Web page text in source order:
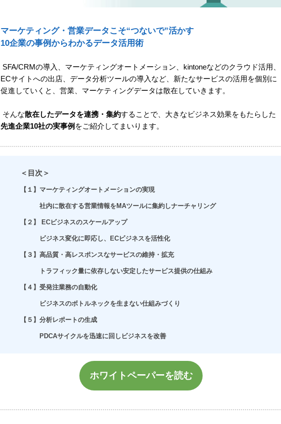
マーケティング・営業データこそ“つないで”活かす
10企業の事例からわかるデータ活用術
SFA/CRMの導入、マーケティングオートメーション、kintoneなどのクラウド活用、
ECサイトへの出店、データ分析ツールの導入など、新たなサービスの活用を個別に
促進していくと、営業、マーケティングデータは散在していきます。
そんな散在したデータを連携・集約することで、大きなビジネス効果をもたらした
先進企業10社の実事例 をご紹介してまいります。
＜目次＞
【１】マーケティングオートメーションの実現
社内に散在する営業情報をMAツールに集約しナーチャリング
【２】 ECビジネスのスケールアップ
ビジネス変化に即応し、ECビジネスを活性化
【３】高品質・高レスポンスなサービスの維持・拡充
トラフィック量に依存しない安定したサービス提供の仕組み
【４】受発注業務の自動化
ビジネスのボトルネックを生まない仕組みづくり
【５】分析レポートの生成
PDCAサイクルを迅速に回しビジネスを改善
ホワイトペーパーを読む